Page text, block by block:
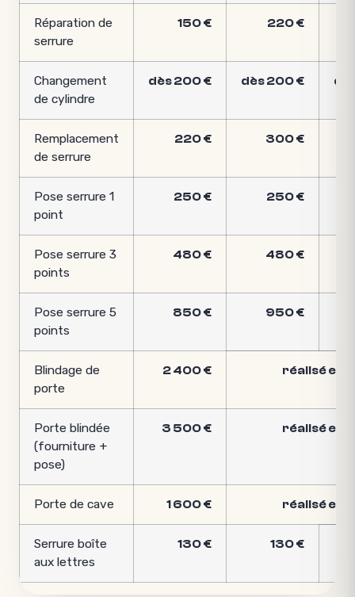
Réparation de
serrure
150 € 220 €
Changement
de cylindre
dès 200 € dès 200 €
Remplacement
de serrure
220 € 300 €
Pose serrure 1
point
250 € 250 €
Pose serrure 3
points
480 € 480 €
Pose serrure 5
points
850 € 950 €
Blindage de
porte
2 400 € réalisé en
Porte blindée
(fourniture +
pose)
3 500 € réalisé en
Porte de cave 1 600 € réalisé en
Serrure boîte
aux lettres
130 € 130 €